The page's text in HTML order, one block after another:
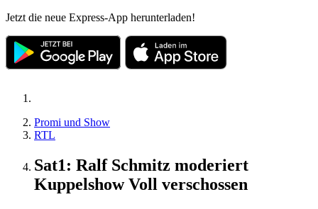
Jetzt die neue Express-App herunterladen!
Promi und Show
RTL
Sat1: Ralf Schmitz moderiert
Kuppelshow Voll verschossen